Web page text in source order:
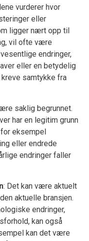
vurderer hvor
eller
ligger nært opp til
vil ofte være
endringer,
eller en betydelig
samtykke fra
saklig begrunnet.
har en legitim grunn
eksempel
eller endrede
endringer faller
: Det kan være aktuelt
aktuelle bransjen.
endringer,
kan også
kan det være